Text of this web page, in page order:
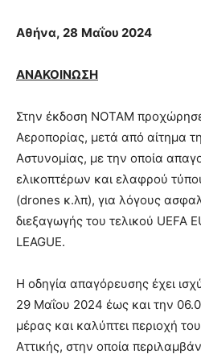
Αθήνα, 28 Μαΐου 2024
ΑΝΑΚΟΙΝΩΣΗ
Στην έκδοση ΝΟΤΑΜ
Αεροπορίας, μετά από αίτημα
Αστυνομίας, με την οποία
ελικοπτέρων και ελαφρού
(drones κ.λπ), για λόγους
διεξαγωγής του τελικού UEFA
LEAGUE.
Η οδηγία απαγόρευσης έχει
29 Μαΐου 2024 έως και την
μέρας και καλύπτει περιοχή
Αττικής, στην οποία